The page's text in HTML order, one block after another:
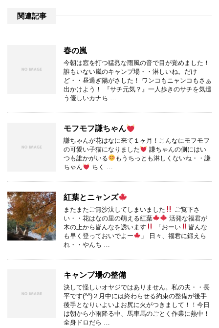
関連記事
春の嵐
今朝は窓を打つ猛烈な雨風の音で目が覚めました！
誰もいない嵐のキャンプ場・・淋しいね。だけ
ど・・昼過ぎ陽がさした！ ワンコもニャンコもさぁ
出かけよう！ 『サチ元気？』一人歩きのサチを気遣
う優しいカナち …
モフモフ謙ちゃん
謙ちゃんが花はなに来て１ヶ月！こんなにモフモフ
の可愛い子猫になりました
謙ちゃんの側にはい
つも誰かがいる
もうちっとも淋しくないね・・謙
ちゃん
ちく …
紅葉とニャンズ
またまたご無沙汰してしまいました
ご覧下さ
い・・花はなの里の萌える紅葉
活発な福君が
木の上から皆んなを誘います
「おーい
皆んな
も早く登っておいでよー
」 日々、福君に鍛えら
れ・・やんち …
キャンプ場の整備
決して怪しいオヤジではありません。私の夫・・長
平です(^^)２月中には終わらせる約束の整備が後手
後手となりいよいよお尻に火がつきまして！！今日
は朝から小雨降る中、馬車馬のごとく作業に熱中！
全身ドロだら …